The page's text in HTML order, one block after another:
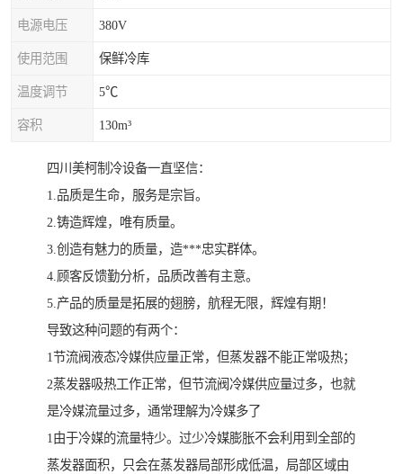
电源电压 380V
使用范围 保鲜冷库
温度调节 5℃
容积 130m³
四川美柯制冷设备一直坚信：
1.品质是生命，服务是宗旨。
2.铸造辉煌，唯有质量。
3.创造有魅力的质量，造***忠实群体。
4.顾客反馈勤分析，品质改善有主意。
5.产品的质量是拓展的翅膀，航程无限，辉煌有期！
导致这种问题的有两个：
1节流阀液态冷媒供应量正常，但蒸发器不能正常吸热；
2蒸发器吸热工作正常，但节流阀冷媒供应量过多，也就
是冷媒流量过多，通常理解为冷媒多了
1由于冷媒的流量特少。过少冷媒膨胀不会利用到全部的
蒸发器面积，只会在蒸发器局部形成低温，局部区域由